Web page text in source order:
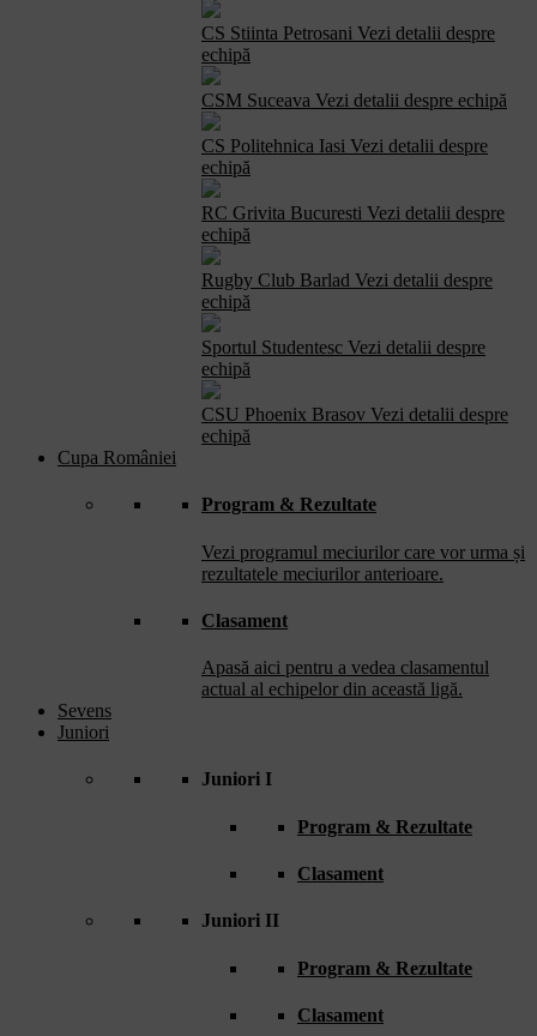
CS Stiinta Petrosani Vezi detalii despre
echipă
CSM Suceava Vezi detalii despre echipă
CS Politehnica Iasi Vezi detalii despre
echipă
RC Grivita Bucuresti Vezi detalii despre
echipă
Rugby Club Barlad Vezi detalii despre
echipă
Sportul Studentesc Vezi detalii despre
echipă
CSU Phoenix Brasov Vezi detalii despre
echipă
Cupa României
Program & Rezultate
Vezi programul meciurilor care vor urma și
rezultatele meciurilor anterioare.
Clasament
Apasă aici pentru a vedea clasamentul
actual al echipelor din această ligă.
Sevens
Juniori
Juniori I
Program & Rezultate
Clasament
Juniori II
Program & Rezultate
Clasament